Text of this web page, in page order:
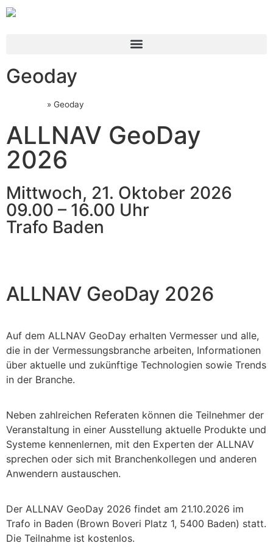
Geoday
» Geoday
ALLNAV GeoDay
2026
Mittwoch, 21. Oktober 2026
09.00 – 16.00 Uhr
Trafo Baden
ALLNAV GeoDay 2026
Auf dem ALLNAV GeoDay erhalten Vermesser und alle,
die in der Vermessungsbranche arbeiten, Informationen
über aktuelle und zukünftige Technologien sowie Trends
in der Branche.
Neben zahlreichen Referaten können die Teilnehmer der
Veranstaltung in einer Ausstellung aktuelle Produkte und
Systeme kennenlernen, mit den Experten der ALLNAV
sprechen oder sich mit Branchenkollegen und anderen
Anwendern austauschen.
Der ALLNAV GeoDay 2026 findet am 21.10.2026 im
Trafo in Baden (Brown Boveri Platz 1, 5400 Baden) statt.
Die Teilnahme ist kostenlos.